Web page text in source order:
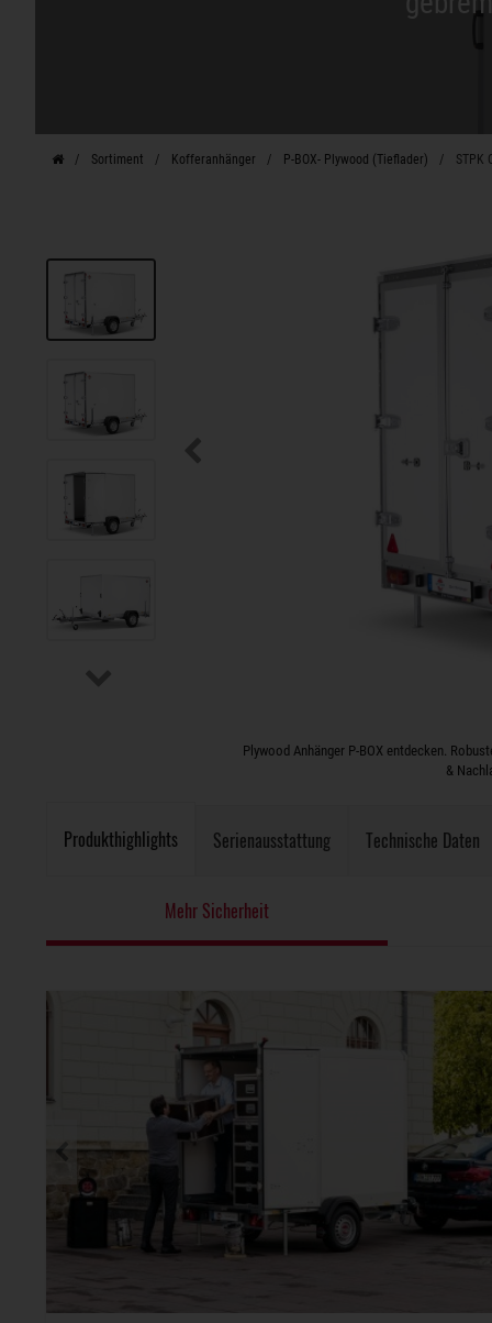
Sortiment Kofferanhänger P-BOX- Plywood (Tieflader) STPK
Plywood Anhänger P-BOX entdecken.
&
Produkthighlights Serienausstattung Technische Daten
Mehr Sicherheit